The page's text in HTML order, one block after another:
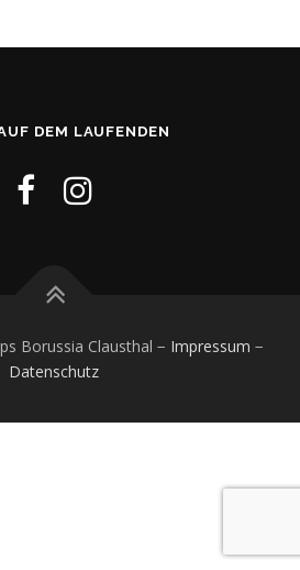
DEM LAUFENDEN
Borussia Clausthal − Impressum −
Datenschutz